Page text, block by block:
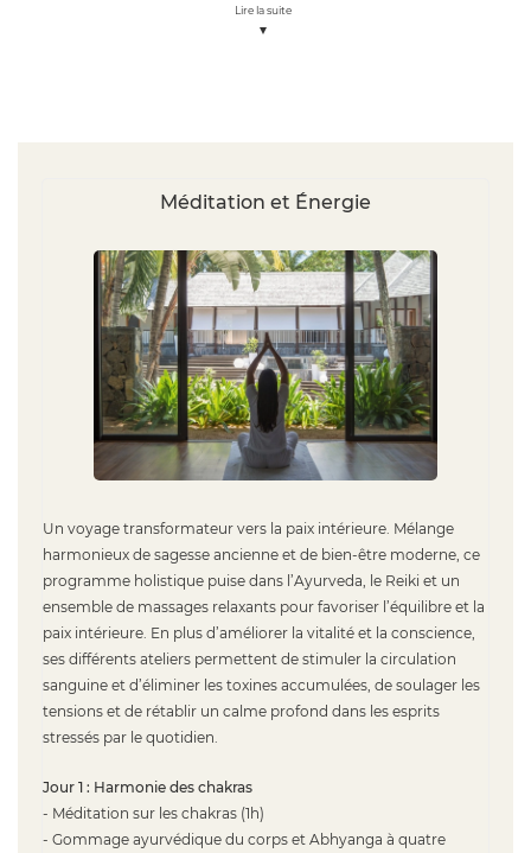
Lire la suite
Méditation et Énergie
Un voyage transformateur vers la paix intérieure. Mélange
harmonieux de sagesse ancienne et de bien-être moderne, ce
programme holistique puise dans l’Ayurveda, le Reiki et un
ensemble de massages relaxants pour favoriser l’équilibre et la
paix intérieure. En plus d’améliorer la vitalité et la conscience,
ses différents ateliers permettent de stimuler la circulation
sanguine et d’éliminer les toxines accumulées, de soulager les
tensions et de rétablir un calme profond dans les esprits
stressés par le quotidien.
Jour 1 : Harmonie des chakras
- Méditation sur les chakras (1h)
- Gommage ayurvédique du corps et Abhyanga à quatre